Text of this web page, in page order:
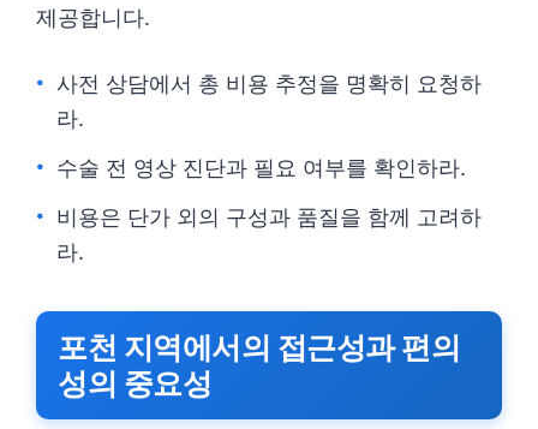
제공합니다.
사전 상담에서 총 비용 추정을 명확히 요청하
라.
수술 전 영상 진단과 필요 여부를 확인하라.
비용은 단가 외의 구성과 품질을 함께 고려하
라.
포천 지역에서의 접근성과 편의
성의 중요성